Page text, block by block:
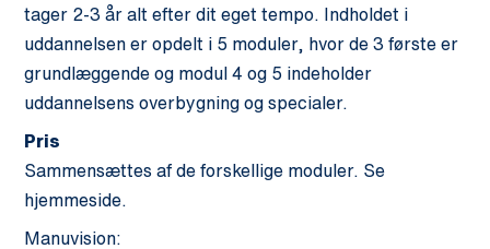
tager 2-3 år alt efter dit eget tempo. Indholdet i
uddannelsen er opdelt i 5 moduler, hvor de 3 første er
grundlæggende og modul 4 og 5 indeholder
uddannelsens overbygning og specialer.
Pris
Sammensættes af de forskellige moduler. Se
hjemmeside.
Manuvision: